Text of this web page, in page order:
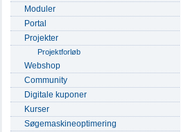
Moduler
Portal
Projekter
Projektforløb
Webshop
Community
Digitale kuponer
Kurser
Søgemaskineoptimering